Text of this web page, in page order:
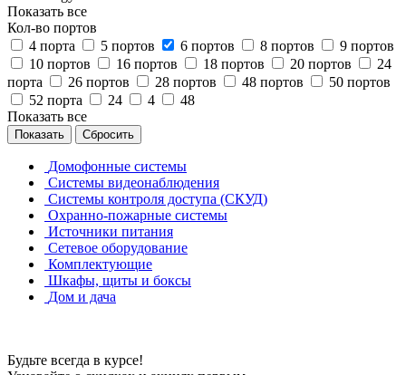
Показать все
Кол-во портов
4 порта
5 портов 6 портов 8 портов
9 портов
10 портов
16 портов 18 портов 20 портов
24
порта
26 портов 28 портов 48 портов
50 портов
52 порта
24 4
48
Показать все
Сбросить
Домофонные системы
Системы видеонаблюдения
Системы контроля доступа (СКУД)
Охранно-пожарные системы
Источники питания
Сетевое оборудование
Комплектующие
Шкафы, щиты и боксы
Дом и дача
Будьте всегда в курсе!